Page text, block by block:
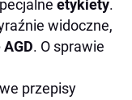
etykiety.
widoczne,
. O sprawie
przepisy